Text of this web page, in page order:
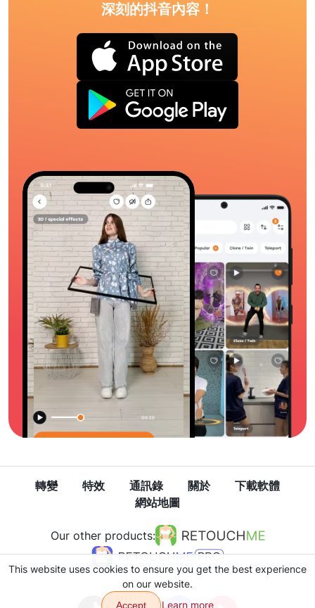
深刻的抖音內容！
轉變 特效 通訊錄 關於
下載軟體
網站地圖
Our other products:
This website uses cookies to ensure you get the best experience
on our website.
Accept Learn more